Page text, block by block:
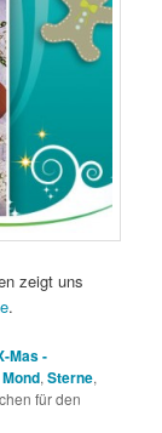
zeigt uns
.
Mas -
Mond,Sterne,
für den